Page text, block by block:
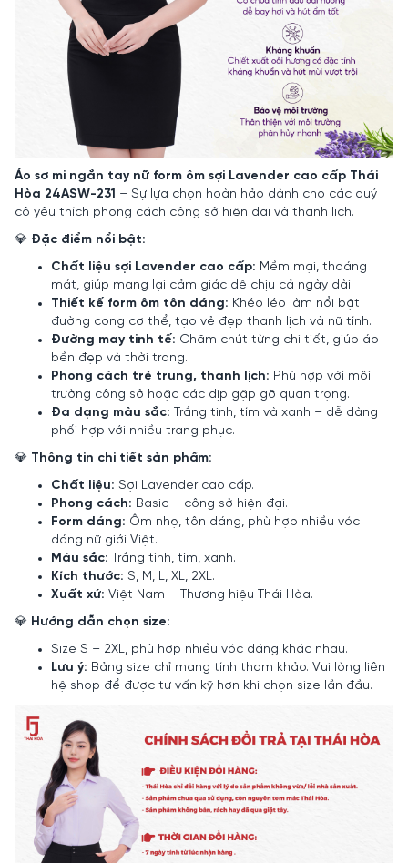
Áo sơ mi ngắn tay nữ form ôm sợi Lavender cao cấp Thái
Hòa 24ASW-231 – Sự lựa chọn hoàn hảo dành cho các quý
cô yêu thích phong cách công sở hiện đại và thanh lịch.
💎 Đặc điểm nổi bật:
Chất liệu sợi Lavender cao cấp: Mềm mại, thoáng
mát, giúp mang lại cảm giác dễ chịu cả ngày dài.
Thiết kế form ôm tôn dáng: Khéo léo làm nổi bật
đường cong cơ thể, tạo vẻ đẹp thanh lịch và nữ tính.
Đường may tinh tế: Chăm chút từng chi tiết, giúp áo
bền đẹp và thời trang.
Phong cách trẻ trung, thanh lịch: Phù hợp với môi
trường công sở hoặc các dịp gặp gỡ quan trọng.
Đa dạng màu sắc: Trắng tinh, tím và xanh – dễ dàng
phối hợp với nhiều trang phục.
💎 Thông tin chi tiết sản phẩm:
Chất liệu: Sợi Lavender cao cấp.
Phong cách: Basic – công sở hiện đại.
Form dáng: Ôm nhẹ, tôn dáng, phù hợp nhiều vóc
dáng nữ giới Việt.
Màu sắc: Trắng tinh, tím, xanh.
Kích thước: S, M, L, XL, 2XL.
Xuất xứ: Việt Nam – Thương hiệu Thái Hòa.
💎 Hướng dẫn chọn size:
Size S – 2XL, phù hợp nhiều vóc dáng khác nhau.
Lưu ý: Bảng size chỉ mang tính tham khảo. Vui lòng liên
hệ shop để được tư vấn kỹ hơn khi chọn size lần đầu.